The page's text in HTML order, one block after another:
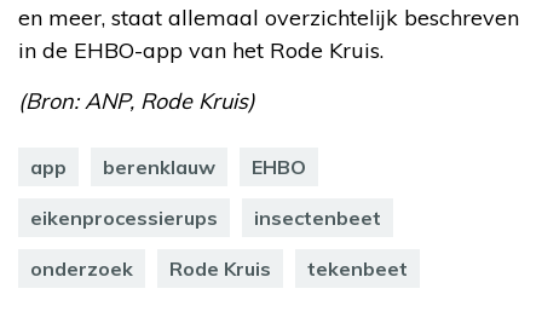
en meer, staat allemaal overzichtelijk beschreven
in de EHBO-app van het Rode Kruis.
(Bron: ANP, Rode Kruis)
app berenklauw EHBO
eikenprocessierups insectenbeet
onderzoek Rode Kruis tekenbeet